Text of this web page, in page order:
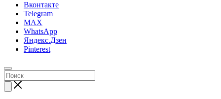
Вконтакте
Telegram
MAX
WhatsApp
Яндекс.Дзен
Pinterest